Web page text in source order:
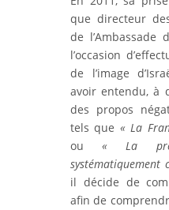
que directeur
de l’Ambassade
l’occasion
de l’image
avoir entendu, à
des propos
tels que « La
ou« La
systématiquement
il décide de
afin de